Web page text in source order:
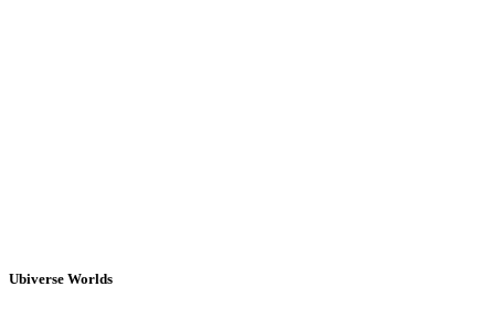
Ubiverse Worlds